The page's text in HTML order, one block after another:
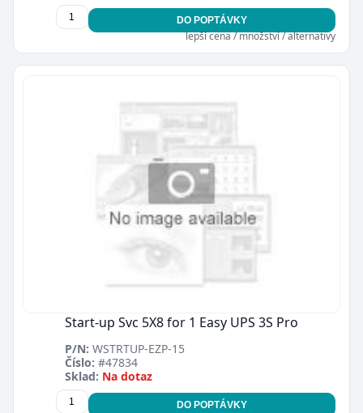
DO POPTÁVKY
lepší cena / množství / alternativy
Start-up Svc 5X8 for 1 Easy UPS 3S Pro
P/N: WSTRTUP-EZP-15
Číslo: #47834
Sklad: Na dotaz
DO POPTÁVKY